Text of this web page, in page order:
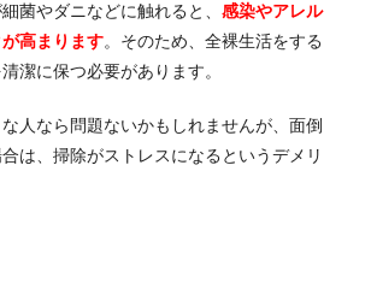
菌やダニなどに触れると、 感染やアレル
高まります。 そのため、全裸生活をする
潔に保つ必要があります。
人なら問題ないかもしれませんが、面倒
は、掃除がストレスになるというデメリ